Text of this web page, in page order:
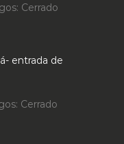
Cerrado
entrada de
Cerrado